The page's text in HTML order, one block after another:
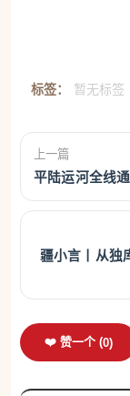
别看“爱达·花
能化设计的全面
中船集团外高
满足大量规范
的空间形成的
们的设计平台
它更智能，它
从首制船“爱达
达·花城号”的
中国造船业在
标签： 暂无标签
上一篇
平陆运河全线
疆小言丨从独
❤️ 赞一个 (0)